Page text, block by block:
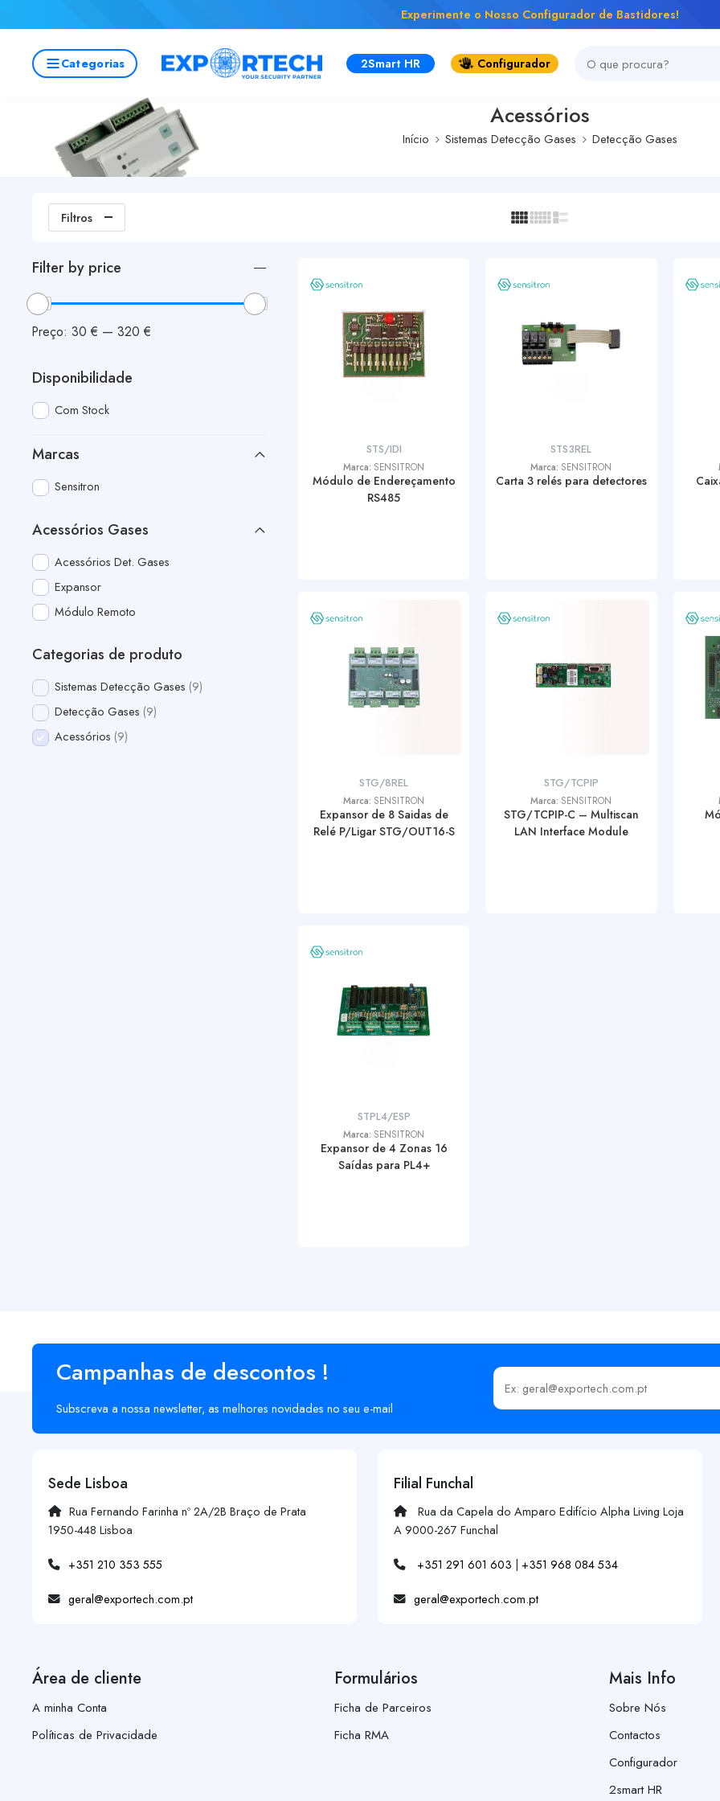
Experimente o Nosso Configurador de Bastidores!
Categorias 2Smart HR Configurador
Acessórios
Início Sistemas Detecção Gases Detecção Gases
Filtros
STS/IDI
Marca: SENSITRON
Módulo de Endereçamento
RS485
STS3REL
Marca: SENSITRON
Carta 3 relés para detectores
STG/8REL
Marca: SENSITRON
Expansor de 8 Saidas de
Relé P/Ligar STG/OUT16-S
STG/TCPIP
Marca: SENSITRON
STG/TCPIP-C – Multiscan
LAN Interface Module
STPL4/ESP
Marca: SENSITRON
Expansor de 4 Zonas 16
Saídas para PL4+
Filter by price
Preço: 30 € — 320 €
Disponibilidade
Com Stock
Marcas
Sensitron
Acessórios Gases
Acessórios Det. Gases
Expansor
Módulo Remoto
Categorias de produto
Sistemas Detecção Gases 9
Detecção Gases 9
Acessórios 9
Campanhas de descontos !
Subscreva a nossa newsletter, as melhores novidades no seu e-mail
Insira o seu email
Sede Lisboa
Rua Fernando Farinha nº 2A/2B Braço de Prata
1950-448 Lisboa
+351 210 353 555
geral@exportech.com.pt
Filial Funchal
Rua da Capela do Amparo Edifício Alpha Living Loja
A 9000-267 Funchal
+351 291 601 603 | +351 968 084 534
geral@exportech.com.pt
Área de cliente
A minha Conta
Políticas de Privacidade
Formulários
Ficha de Parceiros
Ficha RMA
Mais Info
Sobre Nós
Contactos
Configurador
2smart HR